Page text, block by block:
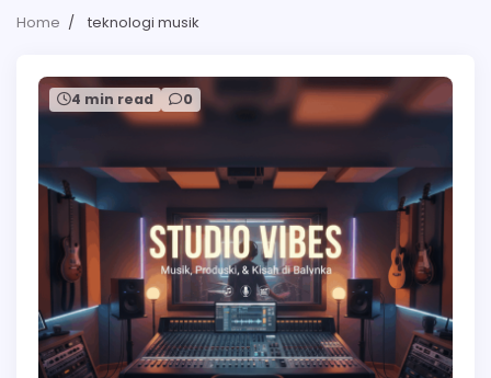
Home teknologi musik
4 min read 0